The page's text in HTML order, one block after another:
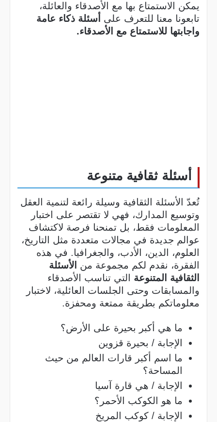
يمكن الاستمتاع بها مع الأصدقاء والعائلة،
تابعونا معنا للتعرف على
أسئلة ذكاء عامة
واجابتها للاستمتاع مع الأصدقاء.
أسئلة ثقافية متنوعة
تُعدّ الأسئلة الثقافية وسيلة رائعة لتنمية العقل
وتوسيع المدارك، فهي لا تقتصر على اختبار
المعلومات فقط، بل تمنحنا فرصة لاكتشاف
عوالم جديدة في مجالات متعددة مثل التاريخ،
العلوم، الدين، الأدب، والجغرافيا. في هذه
الفقرة، نقدم لكم مجموعة من الأسئلة
الثقافية المتنوعة التي تناسب الأصدقاء
والمسابقات وحتى الجلسات العائلية، لاختبار
معلوماتكم بطريقة ممتعة ومحفزة.
ما هي أكبر بحيرة على الأرض؟
الإجابة / بحيرة قزوين
ما اسم أكبر قارات العالم من حيث
المساحة؟
الإجابة / هي قارة آسيا
ما هو الكوكب الأحمر؟
الإجابة / كوكب المريخ